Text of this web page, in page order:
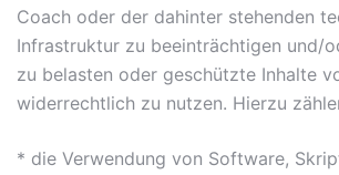
Coach oder der dahinter stehenden
Infrastruktur zu beeinträchtigen und/
zu belasten oder geschützte Inhalte
widerrechtlich zu nutzen. Hierzu
* die Verwendung von Software,